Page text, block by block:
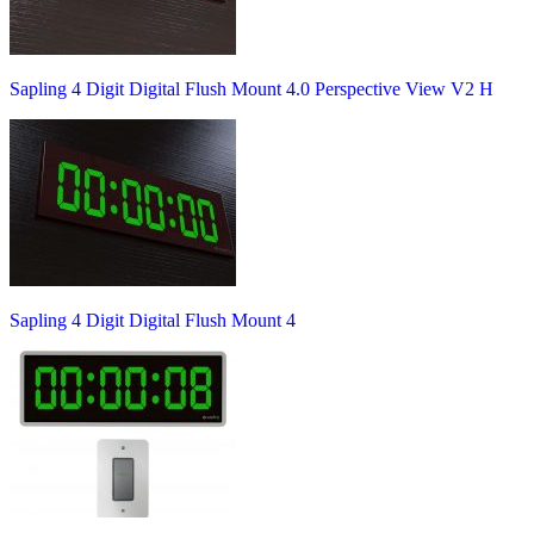
Sapling 4 Digit Digital Flush Mount 4.0 Perspective View V2 H
Sapling 4 Digit Digital Flush Mount 4